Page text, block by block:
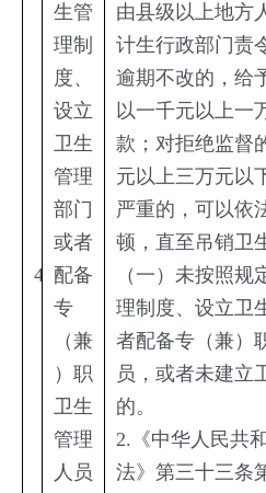
4
生管
理制
度、
设立
卫生
管理
部门
或者
配备
专
（兼
）职
卫生
管理
人员
由县级以上地方
计生行政部门责
逾期不改的，给
以一千元以上一
款；对拒绝监督
元以上三万元以
严重的，可以依
顿，直至吊销卫
（一）未按照规
理制度、设立卫
者配备专（兼）
员，或者未建立
的。
2.《中华人民共
法》第三十三条